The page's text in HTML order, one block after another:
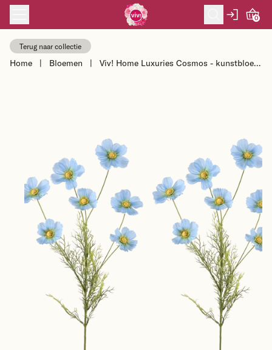
Skip to content
0
Terug naar collectie
Home | Bloemen |
Viv! Home Luxuries Cosmos - kunstbloem